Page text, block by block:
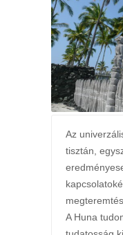
Az
tisztán,
A Huna